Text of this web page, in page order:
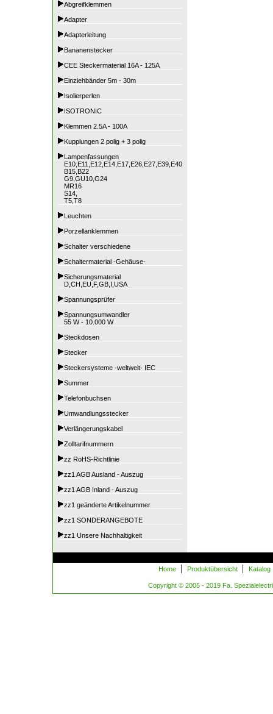
Abgreifklemmen
Adapter
Adapterleitung
Bananenstecker
CEE Steckermaterial 16A - 125A
Einziehbänder 5m - 30m
Isolierperlen
ISOTRONIC
Klemmen 2.5A - 100A
Kupplungen 2 polig + 3 polig
Lampenfassungen
E10,E11,E12,E14,E17,E26,E27,E39,E40
B15,B22
G9,GU10,G24
MR16
S14,
T5,T8
Leuchten
Porzellanklemmen
Schalter verschiedene
Schaltermaterial -Gehäuse-
Sicherungsmaterial
D,CH,EU,F,GB,I,USA
Spannungsprüfer
Spannungsumwandler
55 W - 10.000 W
Steckdosen
Stecker
Steckersysteme -weltweit- IEC
Summer
Telefonbuchsen
Umwandlungsstecker
Verlängerungskabel
Zolltarifnummern
zz RoHS-Richtlinie
zz1 AGB Ausland - Auszug
zz1 AGB Inland - Auszug
zz1 geänderte Artikelnummer
zz1 SONDERANGEBOTE
zz1 Unsere Nachhaltigkeit
Home | Produktübersicht | Katalog
Copyright © 2005 - 2019 Fa.